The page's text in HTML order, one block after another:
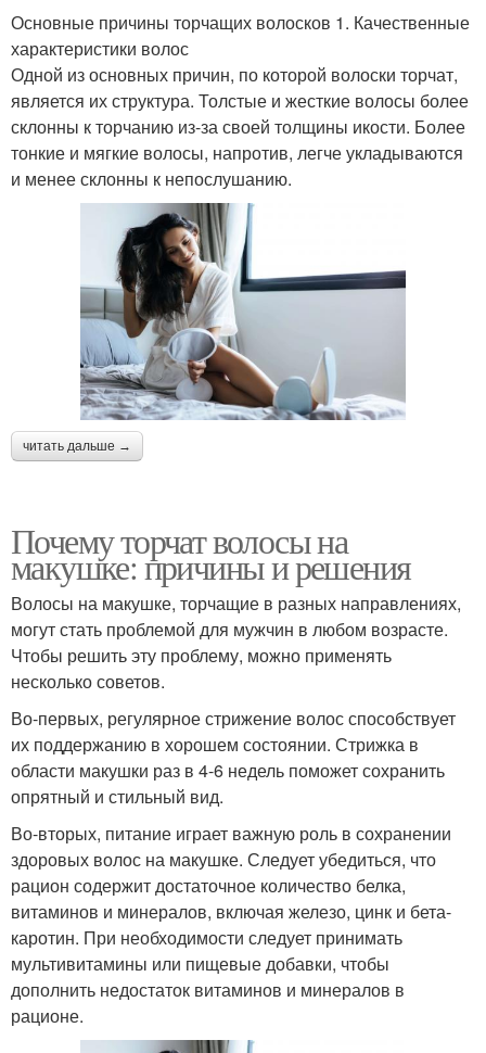
Основные причины торчащих волосков 1. Качественные
характеристики волос
Одной из основных причин, по которой волоски торчат,
является их структура. Толстые и жесткие волосы более
склонны к торчанию из-за своей толщины икости. Более
тонкие и мягкие волосы, напротив, легче укладываются
и менее склонны к непослушанию.
читать дальше →
Почему торчат волосы на
макушке: причины и решения
Волосы на макушке, торчащие в разных направлениях,
могут стать проблемой для мужчин в любом возрасте.
Чтобы решить эту проблему, можно применять
несколько советов.
Во-первых, регулярное стрижение волос способствует
их поддержанию в хорошем состоянии. Стрижка в
области макушки раз в 4-6 недель поможет сохранить
опрятный и стильный вид.
Во-вторых, питание играет важную роль в сохранении
здоровых волос на макушке. Следует убедиться, что
рацион содержит достаточное количество белка,
витаминов и минералов, включая железо, цинк и бета-
каротин. При необходимости следует принимать
мультивитамины или пищевые добавки, чтобы
дополнить недостаток витаминов и минералов в
рационе.